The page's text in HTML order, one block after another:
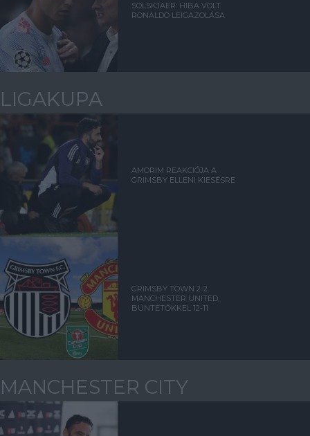
SOLSKJAER: HIBA VOLT
RONALDO LEIGAZOLÁSA
LIGAKUPA
AMORIM REAKCIÓJA A
GRIMSBY ELLENI KIESÉSRE
GRIMSBY TOWN 2-2
MANCHESTER UNITED,
BÜNTETŐKKEL 12-11
MANCHESTER CITY